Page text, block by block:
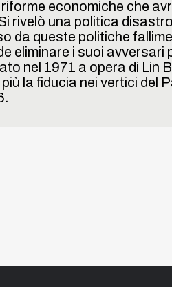
economiche che
rivelò una politica
da queste politiche
eliminare i suoi
nel 1971 a opera di Lin
la fiducia nei vertici